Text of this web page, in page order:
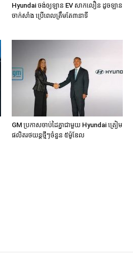
Hyundai ចង់ឲ្យឡាន EV សាកលឿន ដូចឡាន
ចាក់សាំង ប្រើពេលត្រឹមតែ៣នាទី
GM ប្រកាសចាប់ដៃគ្នាជាមួយ Hyundai ត្រៀម
ផលិតរថយន្តថ្មីៗចំនួន ៥ម៉ូឌែល